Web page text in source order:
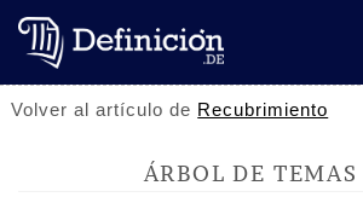
Volver al artículo de Recubrimiento
ÁRBOL DE TEMAS